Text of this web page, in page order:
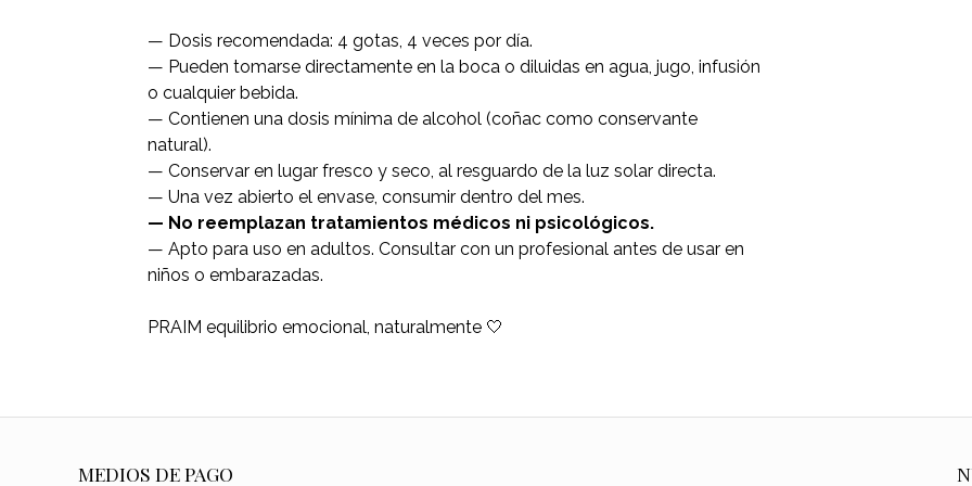
— Dosis recomendada: 4 gotas, 4 veces por día.
— Pueden tomarse directamente en la boca o diluidas en agua, jugo, infusión
o cualquier bebida.
— Contienen una dosis mínima de alcohol (coñac como conservante
natural).
— Conservar en lugar fresco y seco, al resguardo de la luz solar directa.
— Una vez abierto el envase, consumir dentro del mes.
— No reemplazan tratamientos médicos ni psicológicos.
— Apto para uso en adultos. Consultar con un profesional antes de usar en
niños o embarazadas.
PRAIM equilibrio emocional, naturalmente 🤍
MEDIOS DE PAGO